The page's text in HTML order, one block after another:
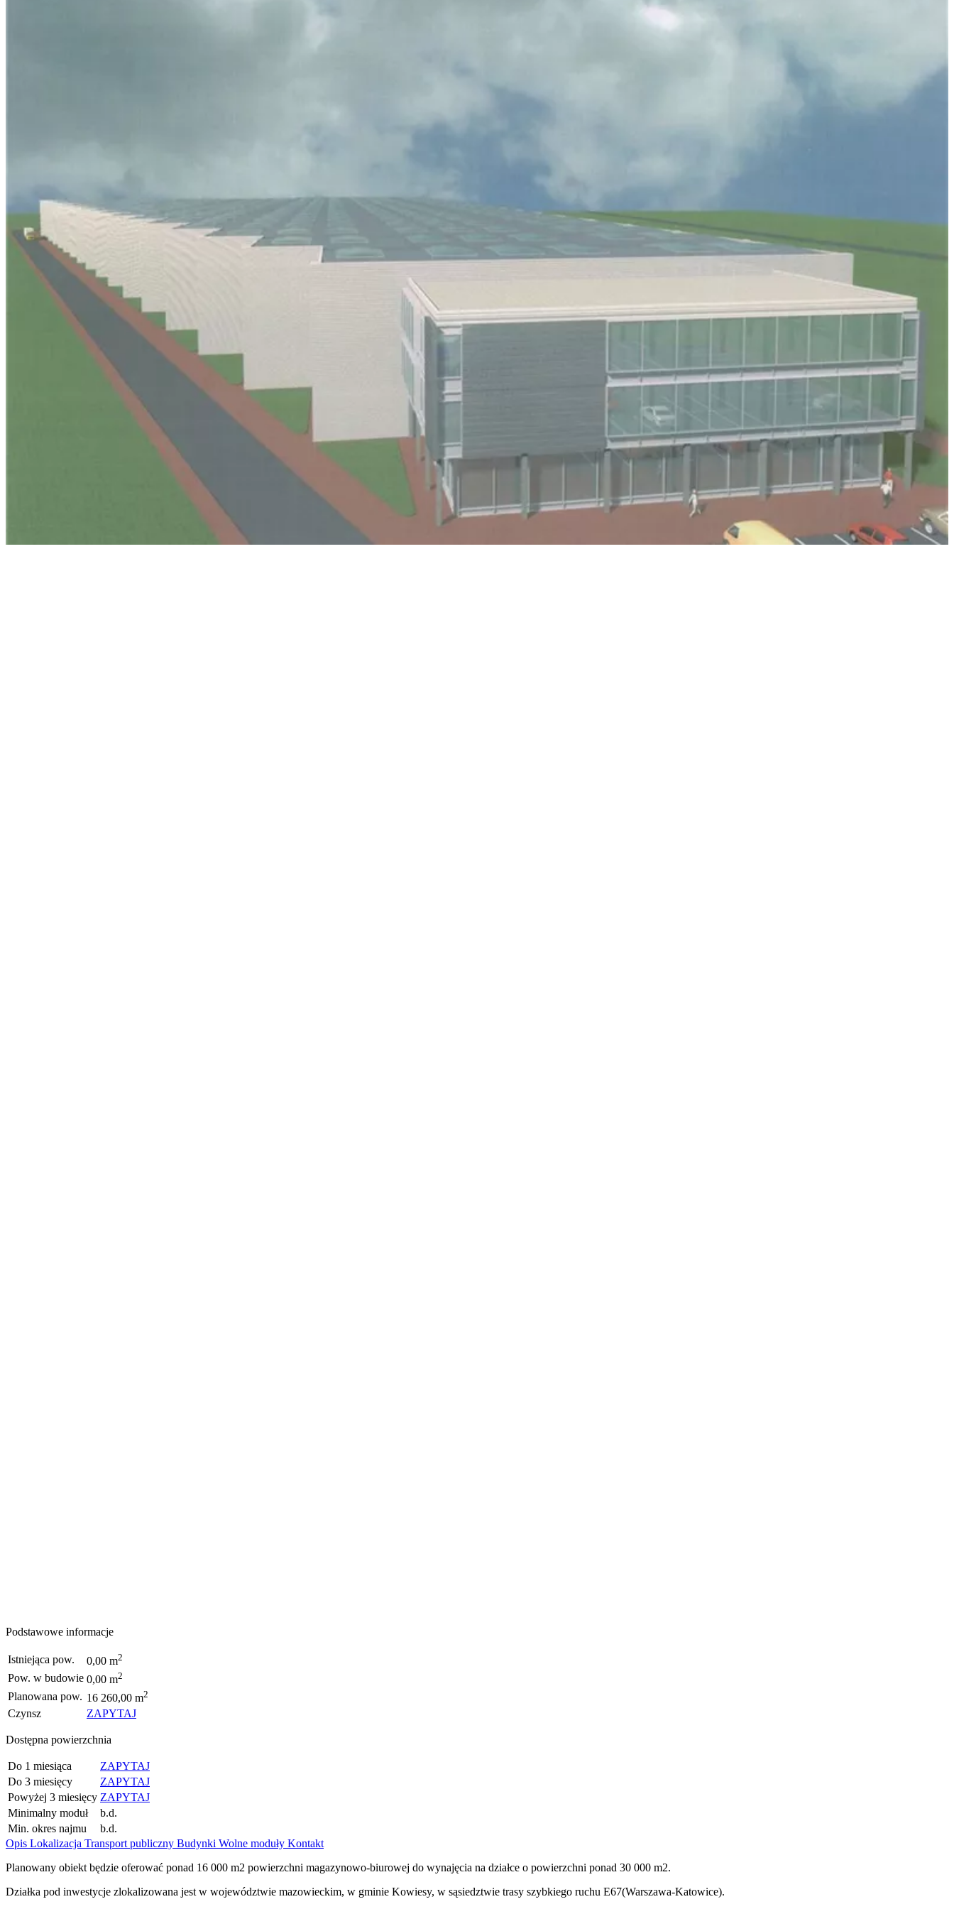
Podstawowe informacje
Istniejąca pow. 0,00 m2
Pow. w budowie 0,00 m2
Planowana pow. 16 260,00 m2
Czynsz ZAPYTAJ
Dostępna powierzchnia
Do 1 miesiąca
ZAPYTAJ
Do 3 miesięcy
ZAPYTAJ
Powyżej 3 miesięcy ZAPYTAJ
Minimalny moduł
b.d.
Min. okres najmu
b.d.
Opis Lokalizacja Transport publiczny Budynki Wolne moduły Kontakt
Planowany obiekt będzie oferować ponad 16 000 m2 powierzchni magazynowo-biurowej do wynajęcia na działce o powierzchni ponad 30 000 m2.
Działka pod inwestycje zlokalizowana jest w województwie mazowieckim, w gminie Kowiesy, w sąsiedztwie trasy szybkiego ruchu E67(Warszawa-Katowice).